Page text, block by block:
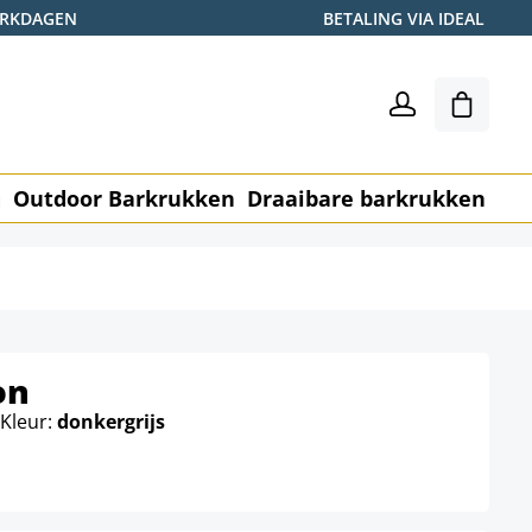
BETALING VIA IDEAL
Outdoor Barkrukken Draaibare barkrukken
donkergrijs